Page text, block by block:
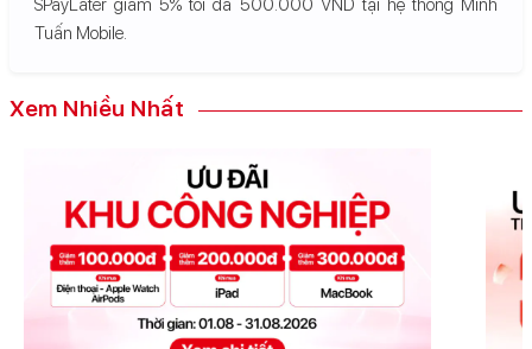
SPayLater giảm 5% tối đa 500.000 VND tại hệ thống Minh
Tuấn Mobile.
Xem Nhiều Nhất